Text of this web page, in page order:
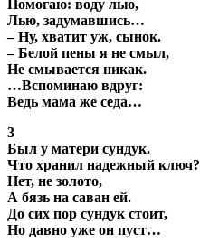
Помогаю: воду лью,
Лью, задумавшись…
– Ну, хватит уж, сынок.
– Белой пены я не смыл,
Не смывается никак.
…Вспоминаю вдруг:
Ведь мама же седа…
3
Был у матери сундук.
Что хранил надежный ключ?
Нет, не золото,
А бязь на саван ей.
До сих пор сундук стоит,
Но давно уже он пуст…